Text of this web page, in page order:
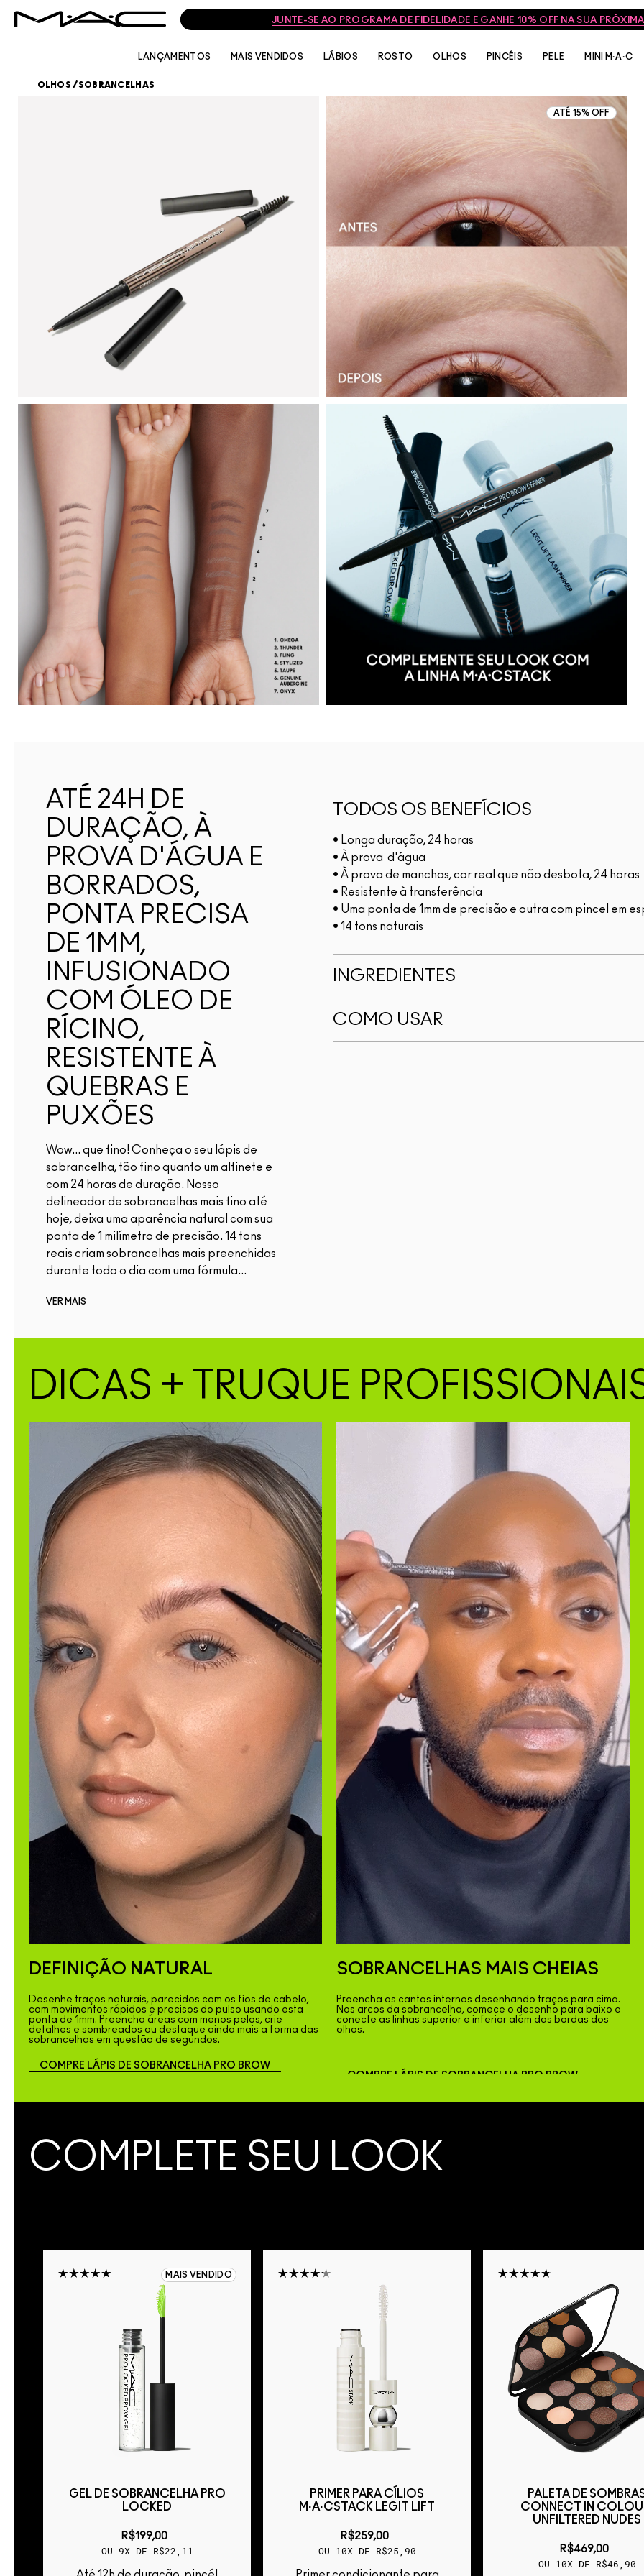
JUNTE-SE AO PROGRAMA DE FIDELIDADE E GANHE 10% OFF NA SUA
LANÇAMENTOS MAIS VENDIDOS LÁBIOS ROSTO OLHOS PINCÉIS PELE MINI M·A·C
OLHOS /SOBRANCELHAS
ATÉ 15% OFF
ATÉ 24H DE
DURAÇÃO, À
PROVA D'ÁGUA E
BORRADOS,
PONTA PRECISA
DE 1MM,
INFUSIONADO
COM ÓLEO DE
RÍCINO,
RESISTENTE À
QUEBRAS E
PUXÕES
Wow... que fino! Conheça o seu lápis de
sobrancelha, tão fino quanto um alfinete e
com 24 horas de duração. Nosso
delineador de sobrancelhas mais fino até
hoje, deixa uma aparência natural com sua
ponta de 1 milímetro de precisão. 14 tons
reais criam sobrancelhas mais preenchidas
durante todo o dia com uma fórmula...
VER MAIS
TODOS OS BENEFÍCIOS
• Longa duração, 24 horas
• À prova d'água
• À prova de manchas, cor real que não desbota, 24 horas
• Resistente à transferência
• Uma ponta de 1mm de precisão e outra com pincel em
• 14 tons naturais
INGREDIENTES
COMO USAR
DICAS + TRUQUE
DEFINIÇÃO NATURAL
Desenhe traços naturais, parecidos com os fios de cabelo,
com movimentos rápidos e precisos do pulso usando esta
ponta de 1mm. Preencha áreas com menos pelos, crie
detalhes e sombreados ou destaque ainda mais a forma das
sobrancelhas em questão de segundos.
COMPRE LÁPIS DE SOBRANCELHA PRO BROW
SOBRANCELHAS MAIS CHEIAS
Preencha os cantos internos desenhando traços para cima.
Nos arcos da sobrancelha, comece o desenho para baixo e
conecte as linhas superior e inferior além das bordas dos
olhos.
COMPRE LÁPIS DE SOBRANCELHA PRO BROW
COMPLETE SEU LOOK
MAIS VENDIDO
GEL DE SOBRANCELHA PRO
LOCKED
R$199,00
OU 9X DE R$22,11
PRIMER PARA CÍLIOS
M·A·CSTACK LEGIT LIFT
R$259,00
OU 10X DE R$25,90
PALETA DE
CONNECT IN
UNFILTERED NUDES
R$469,00
OU 10X DE R$46,90